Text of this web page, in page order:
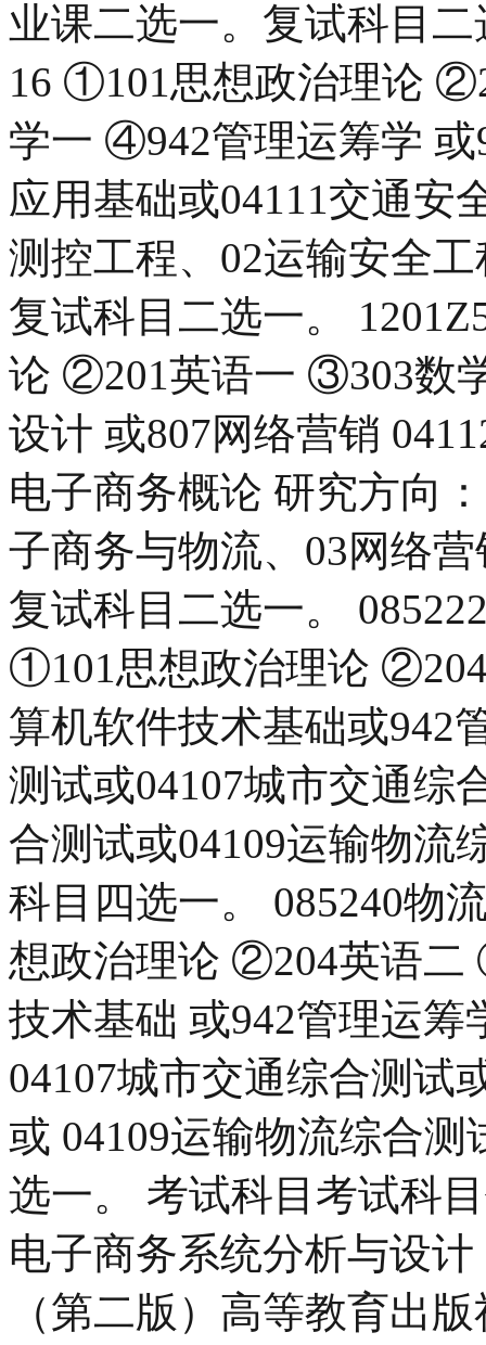
业课二选一。复试科目
16 ①101思想政治理论
学一 ④942管理运筹学 或
应用基础或04111交通安
测控工程、02运输安全
复试科目二选一。
论 ②201英语一 ③303数
设计 或807网络营销
电子商务概论 研究方向
子商务与物流、03网络
复试科目二选一。
①101思想政治理论
算机软件技术基础或942
测试或04107城市交通综
合测试或04109运输物流
科目四选一。 085240物
想政治理论 ②204英语
技术基础 或942管理运筹
04107城市交通综合测试
或 04109运输物流综合
选一。 考试科目考试科
电子商务系统分析与设
（第二版）高等教育出